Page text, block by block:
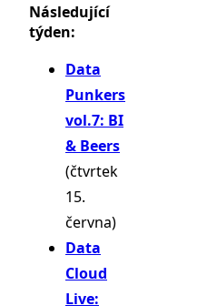
Následující
týden:
Data
Punkers
vol.7: BI
& Beers
(čtvrtek
15.
června)
Data
Cloud
Live: